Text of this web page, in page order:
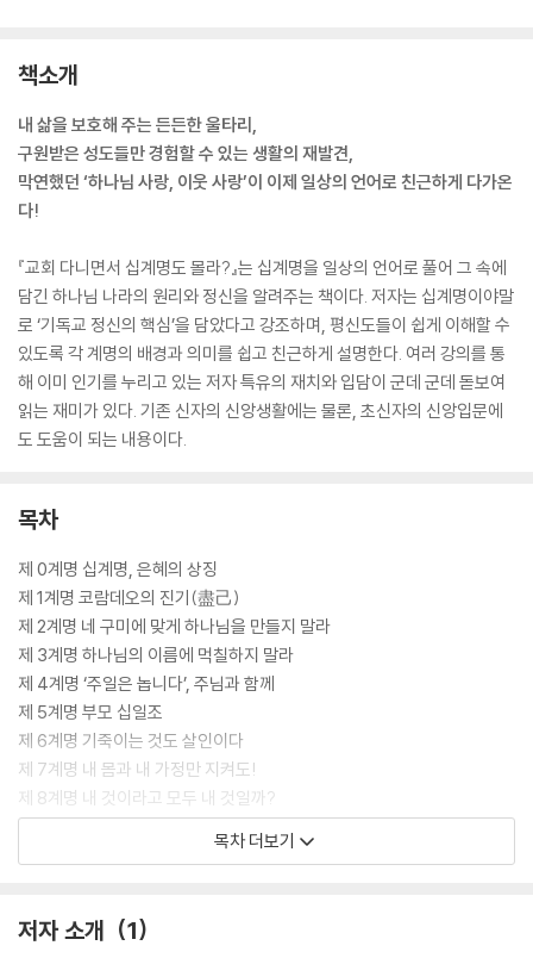
책소개
내 삶을 보호해 주는 든든한 울타리,
구원받은 성도들만 경험할 수 있는 생활의 재발견,
막연했던 ‘하나님 사랑, 이웃 사랑’이 이제 일상의 언어로 친근하게 다가온
다!
『교회 다니면서 십계명도 몰라?』는 십계명을 일상의 언어로 풀어 그 속에
담긴 하나님 나라의 원리와 정신을 알려주는 책이다. 저자는 십계명이야말
로 ‘기독교 정신의 핵심’을 담았다고 강조하며, 평신도들이 쉽게 이해할 수
있도록 각 계명의 배경과 의미를 쉽고 친근하게 설명한다. 여러 강의를 통
해 이미 인기를 누리고 있는 저자 특유의 재치와 입담이 군데 군데 돋보여
읽는 재미가 있다. 기존 신자의 신앙생활에는 물론, 초신자의 신앙입문에
도 도움이 되는 내용이다.
목차
제 0계명 십계명, 은혜의 상징
제 1계명 코람데오의 진기(盡己)
제 2계명 네 구미에 맞게 하나님을 만들지 말라
제 3계명 하나님의 이름에 먹칠하지 말라
제 4계명 ‘주일은 놉니다’, 주님과 함께
제 5계명 부모 십일조
제 6계명 기죽이는 것도 살인이다
제 7계명 내 몸과 내 가정만 지켜도!
제 8계명 내 것이라고 모두 내 것일까?
제 9계명 생명을 죽이고 살리는 혀
제 10계명 스스로 욕심을 거두는 태도
목차 더보기
저자 소개 1